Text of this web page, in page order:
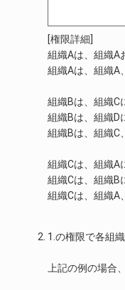
[権限詳細]
組織Aは、組織A
組織Aは、組織A
組織Bは、組織C
組織Bは、組織D
組織Bは、組織C
組織Cは、組織A
組織Cは、組織B
組織Cは、組織A
1.の権限で各組
上記の例の場合